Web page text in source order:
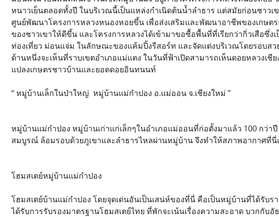
หนาวเย็นตลอดทั้งปี ในบริเวณนี้เป็นแหล่งกำเนิดต้นน้ำลำธาร แต่สมัยก่อนชาวเ
ศูนย์พัฒนาโครงการหลวงหนองหอยขึ้น เพื่อส่งเสริมและพัฒนาอาชีพของเกษต
ของชาวเขาให้ดีขึ้น และโครงการหลวงได้เข้ามาขอซื้อพื้นที่ที่เรียกว่ากิ่วเสือซึ่
ท่องเที่ยว ม่อนแจ่ม ในลักษณะของแค้มปิ้งรีสอร์ท และจัดแต่งบริเวณโดยรอบส
ด้านหนึ่งจะเห็นที่ราบเขตอำเภอแม่แตง ในวันที่ฟ้าเปิดสามารถเห็นดอยหลวงเชี
แปลงเกษตรชาวบ้านและยอดดอยอินทนนท์
“ หมู่บ้านเล็กในป่าใหญ่ หมู่บ้านแม่กำปอง อ.แม่ออน จ.เชียงใหม่ ”
หมู่บ้านแม่กำปอง หมู่บ้านเก่าแก่เล็กๆในอำเภอแม่ออนที่ก่อตั้งมาแล้ว 100 กว่
สมบูรณ์ ล้อมรอบด้วยภูเขาและลำธารไหลผ่านหมู่บ้าน จึงทำให้สภาพอากาศที่นี่
โฮมสเตย์หมู่บ้านแม่กำปอง
โฮมสเตย์บ้านแม่กำปอง โดยจุดเด่นอันเป็นเสน่ห์ของที่นี่ คือเป็นหมู่บ้านที่ได้รับร
ได้รับการรับรองมาตรฐานโฮมสเตย์ไทย ที่พักจะเน้นเรื่องความสะอาด บวกกั